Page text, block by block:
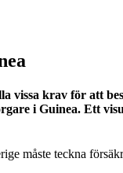
vissa krav för att
i Guinea. Ett
måste teckna